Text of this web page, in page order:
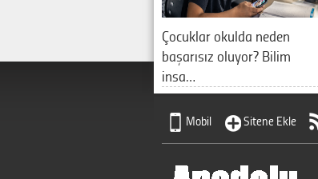
Çocuklar okulda neden
başarısız oluyor? Bilim
insa…
Mobil Sitene Ekle